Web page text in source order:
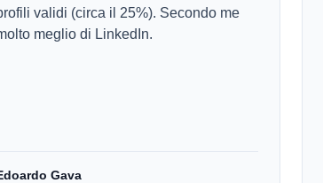
validi (circa il 25%). Secondo me
meglio di LinkedIn.
Gava